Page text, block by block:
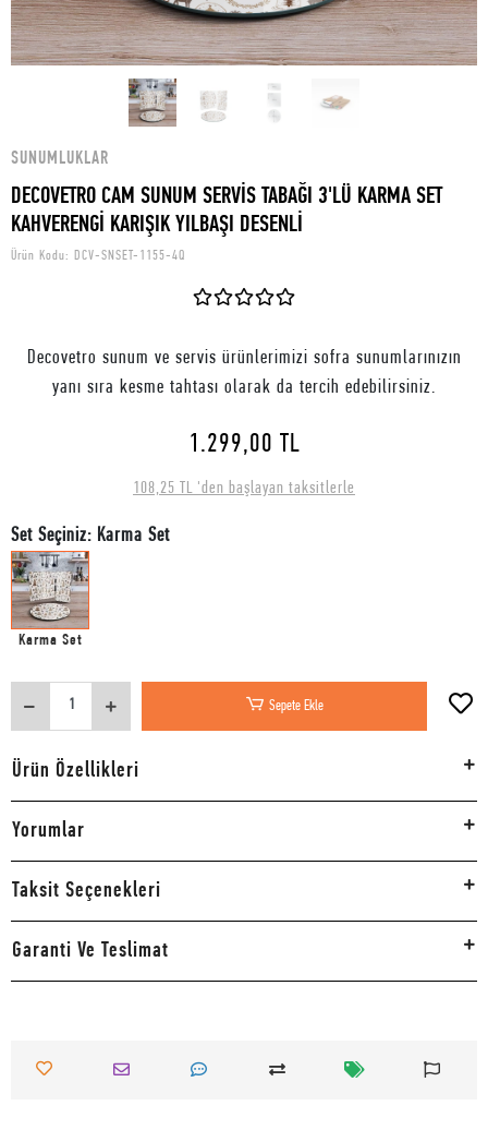
SUNUMLUKLAR
DECOVETRO CAM SUNUM SERVİS TABAĞI 3'LÜ KARMA SET
KAHVERENGİ KARIŞIK YILBAŞI DESENLİ
Ürün Kodu: DCV-SNSET-1155-4Q
Decovetro sunum ve servis ürünlerimizi sofra sunumlarınızın
yanı sıra kesme tahtası olarak da tercih edebilirsiniz.
1.299,00 TL
108,25 TL 'den başlayan taksitlerle
Set Seçiniz: Karma Set
Karma Set
Sepete Ekle
Ürün Özellikleri
Yorumlar
Taksit Seçenekleri
Garanti Ve Teslimat